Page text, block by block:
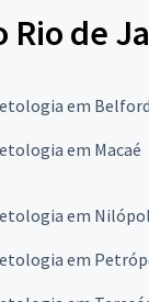
Rio de
em
em Macaé
em
em